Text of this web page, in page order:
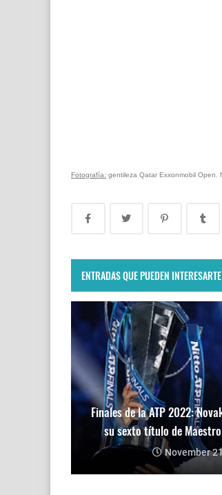
Fotografía: gentileza Qatar Exxonmobil Open.
ENTRADAS QUE PUEDEN INTERESARTE
Finales de la ATP 2022:
su sexto título de
November